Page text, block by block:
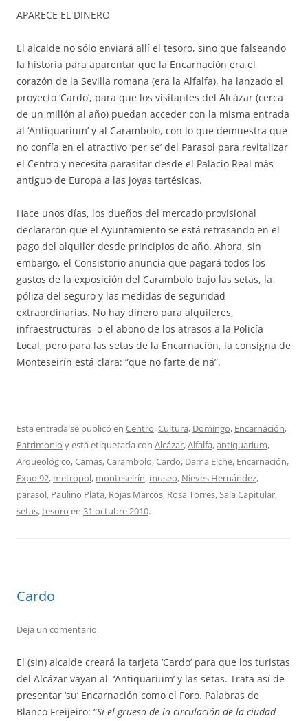
APARECE EL DINERO
El alcalde no sólo enviará allí el tesoro, sino que falseando
la historia para aparentar que la Encarnación era el
corazón de la Sevilla romana (era la Alfalfa), ha lanzado el
proyecto ‘Cardo’, para que los visitantes del Alcázar (cerca
de un millón al año) puedan acceder con la misma entrada
al ‘Antiquarium’ y al Carambolo, con lo que demuestra que
no confía en el atractivo ‘per se’ del Parasol para revitalizar
el Centro y necesita parasitar desde el Palacio Real más
antiguo de Europa a las joyas tartésicas.
Hace unos días, los dueños del mercado provisional
declararon que el Ayuntamiento se está retrasando en el
pago del alquiler desde principios de año. Ahora, sin
embargo, el Consistorio anuncia que pagará todos los
gastos de la exposición del Carambolo bajo las setas, la
póliza del seguro y las medidas de seguridad
extraordinarias. No hay dinero para alquileres,
infraestructuras o el abono de los atrasos a la Policía
Local, pero para las setas de la Encarnación, la consigna de
Monteseirín está clara: “que no farte de ná”.
Esta entrada se publicó en Centro,Cultura, Domingo, Encarnación,
Patrimonio y está etiquetada con Alcázar,Alfalfa,antiquarium,
Arqueológico,Camas,Carambolo,Cardo, Dama Elche, Encarnación,
Expo 92, metropol, monteseirín, museo, Nieves Hernández,
parasol, Paulino Plata, Rojas Marcos, Rosa Torres,Sala Capitular,
setas,tesoro en 31 octubre 2010.
Cardo
Deja un comentario
El (sin) alcalde creará la tarjeta ‘Cardo’ para que los turistas
del Alcázar vayan al ‘Antiquarium’ y las setas. Trata así de
presentar ‘su’ Encarnación como el Foro. Palabras de
Blanco Freijeiro: “Si el grueso de la circulación de la ciudad